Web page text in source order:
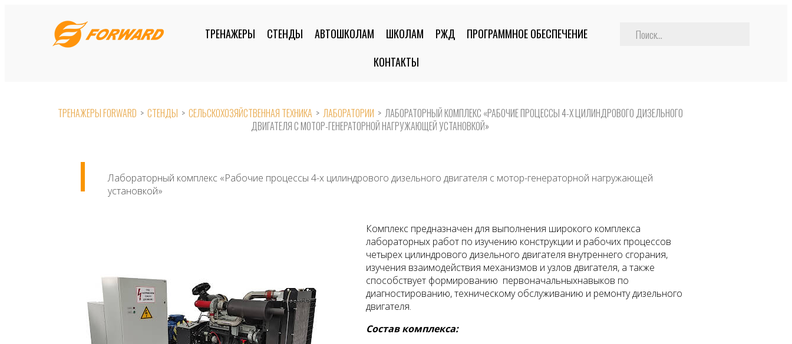
ТРЕНАЖЕРЫ СТЕНДЫ АВТОШКОЛАМ ШКОЛАМ РЖД
ПРОГРАММНОЕ ОБЕСПЕЧЕНИЕ
КОНТАКТЫ
ТРЕНАЖЕРЫ FORWARD > СТЕНДЫ > СЕЛЬСКОХОЗЯЙСТВЕННАЯ ТЕХНИКА > ЛАБОРАТОРИИ > ЛАБОРАТОРНЫЙ КОМПЛЕКС «РАБОЧИЕ ПРОЦЕССЫ 4-Х ЦИЛИНДРОВОГО ДИЗЕЛЬНОГО
ДВИГАТЕЛЯ С МОТОР-ГЕНЕРАТОРНОЙ НАГРУЖАЮЩЕЙ УСТАНОВКОЙ»
Лабораторный комплекс «Рабочие процессы 4-х цилиндрового дизельного двигателя с мотор-генераторной нагружающей
установкой»
Комплекс предназначен для выполнения широкого комплекса
лабораторных работ по изучению конструкции и рабочих процессов
четырех цилиндрового дизельного двигателя внутреннего сгорания,
изучения взаимодействия механизмов и узлов двигателя, а также
способствует формированию первоначальныхнавыков по
диагностированию, техническому обслуживанию и ремонту дизельного
двигателя.
Состав комплекса: